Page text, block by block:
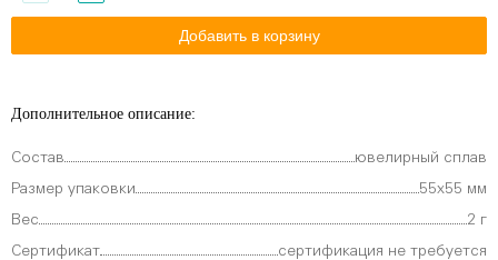
Дополнительное описание:
Состав ювелирный сплав
Размер упаковки 55х55 мм
Вес 2 г
Сертификат сертификация не требуется